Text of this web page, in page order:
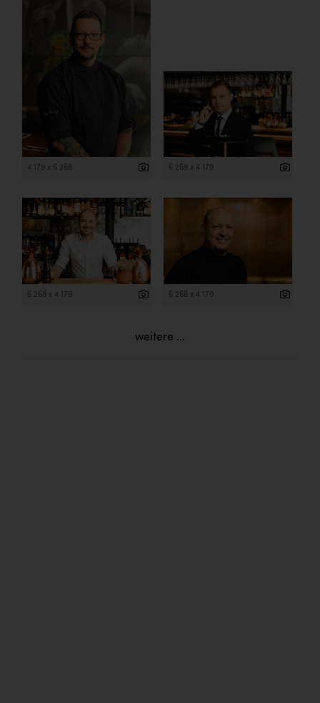
4 179 x 6 268 6 269 x 4 179
6 268 x 4 179 6 268 x 4 179
weitere ...